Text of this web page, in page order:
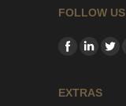
FOLLOW US
EXTRAS